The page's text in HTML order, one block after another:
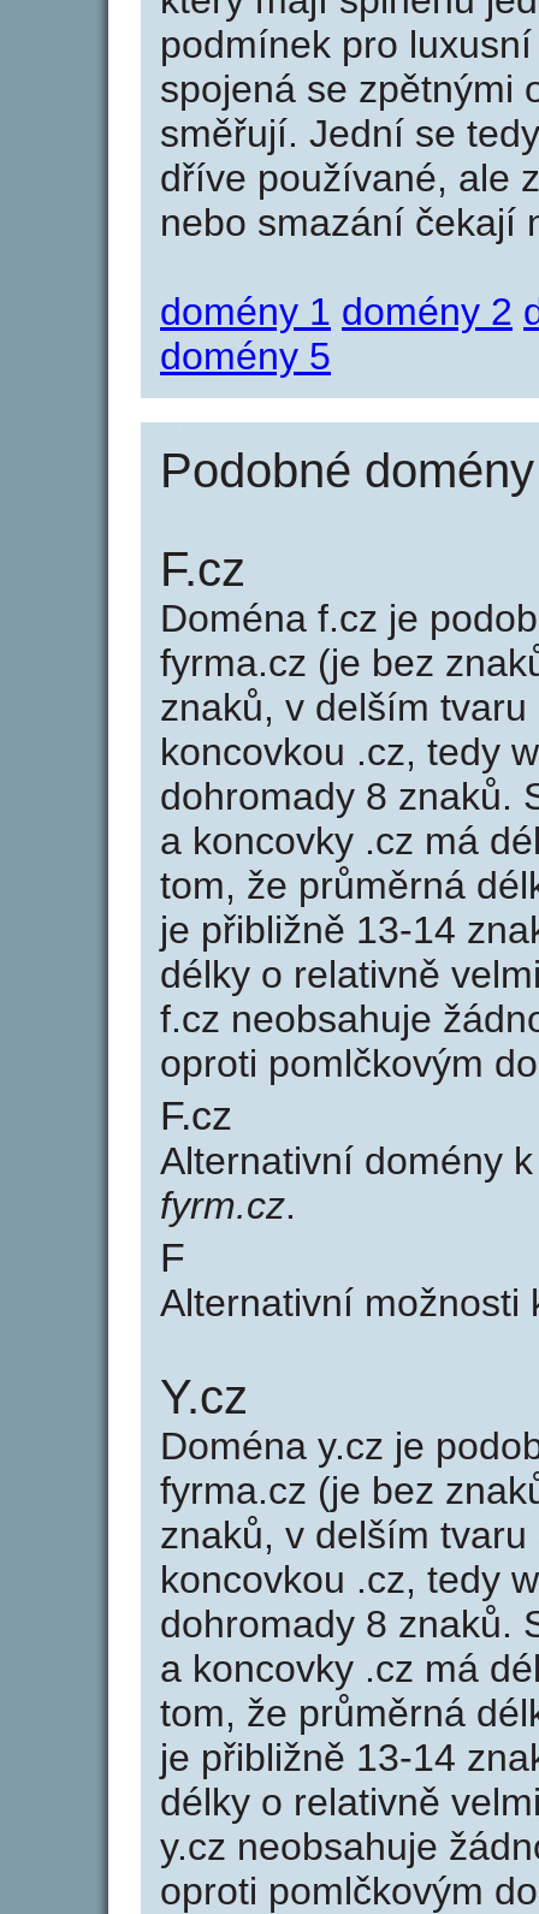
podmínek pro
spojená se zpětnými
směřují. Jední se
dříve používané, ale
nebo smazání čekají
domény 1 domény 2
domény 5
Podobné
F.cz
Doména f.cz je
fyrma.cz (je bez
znaků, v delším
koncovkou .cz, tedy
dohromady 8 znaků.
a koncovky .cz má
tom, že průměrná
je přibližně 13-14
délky o relativně
f.cz neobsahuje
oproti pomlčkovým
F.cz
Alternativní domény
fyrm.cz.
F
Alternativní možnosti
Y.cz
Doména y.cz je
fyrma.cz (je bez
znaků, v delším
koncovkou .cz, tedy
dohromady 8 znaků.
a koncovky .cz má
tom, že průměrná
je přibližně 13-14
délky o relativně
y.cz neobsahuje
oproti pomlčkovým